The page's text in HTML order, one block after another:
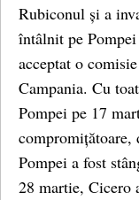
Rubiconul și a
întâlnit pe
acceptat o
Campania. Cu
Pompei pe 17
Pompei a fost
28 martie, Cicero